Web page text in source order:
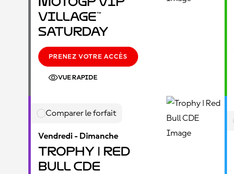
Village™
Saturday
PRENEZ VOTRE ACCÈS
VUE RAPIDE
Comparer le forfait
Vendredi - Dimanche
Trophy | Red
Bull CDE